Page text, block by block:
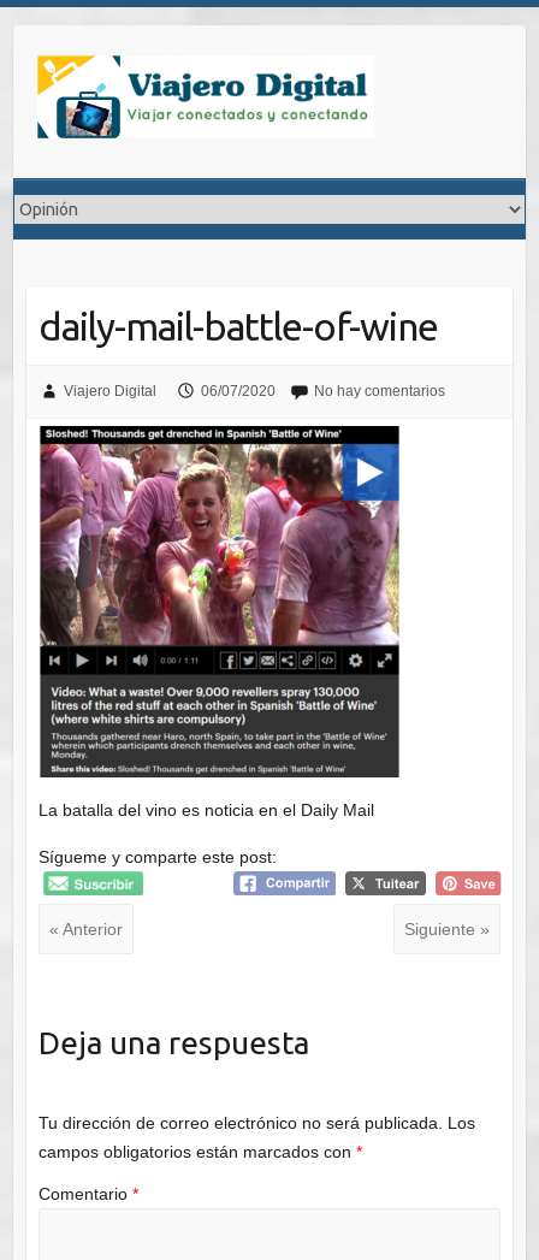
contenido
daily-mail-battle-of-wine
Viajero Digital 06/07/2020 No hay comentarios
La batalla del vino es noticia en el Daily Mail
Sígueme y comparte este post:
« Anterior Siguiente »
Deja una respuesta
Tu dirección de correo electrónico no será publicada.
Los
campos obligatorios están marcados con *
Comentario *